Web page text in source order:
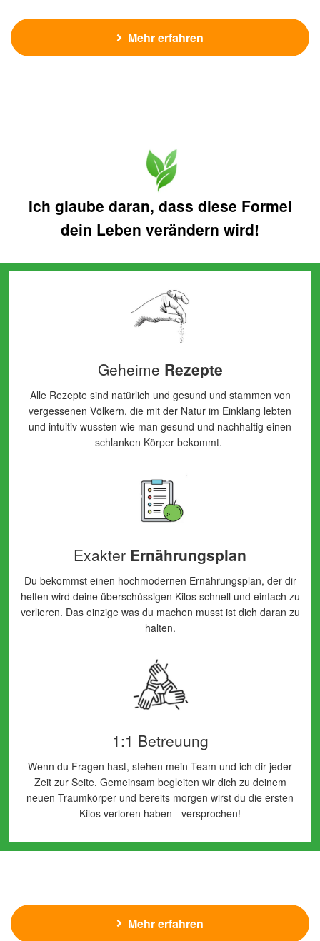
Mehr erfahren
Ich glaube daran, dass diese Formel
dein Leben verändern wird!
Geheime Rezepte
Alle Rezepte sind natürlich und gesund und stammen von
vergessenen Völkern, die mit der Natur im Einklang lebten
und intuitiv wussten wie man gesund und nachhaltig einen
schlanken Körper bekommt.
Exakter Ernährungsplan
Du bekommst einen hochmodernen Ernährungsplan, der dir
helfen wird deine überschüssigen Kilos schnell und einfach zu
verlieren. Das einzige was du machen musst ist dich daran zu
halten.
1:1 Betreuung
Wenn du Fragen hast, stehen mein Team und ich dir jeder
Zeit zur Seite. Gemeinsam begleiten wir dich zu deinem
neuen Traumkörper und bereits morgen wirst du die ersten
Kilos verloren haben - versprochen!
Mehr erfahren